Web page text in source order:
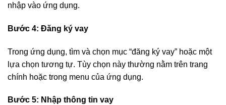
nhập vào ứng dụng.
Bước 4: Đăng ký vay
Trong ứng dụng, tìm và chọn mục “đăng ký vay” hoặc một
lựa chọn tương tự. Tùy chọn này thường nằm trên trang
chính hoặc trong menu của ứng dụng.
Bước 5: Nhập thông tin vay